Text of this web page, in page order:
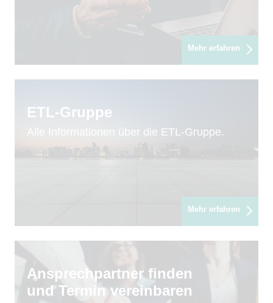
Mehr erfahren
ETL-Gruppe
Alle Informationen über die ETL-Gruppe.
Mehr erfahren
Ansprechpartner finden
und Termin vereinbaren